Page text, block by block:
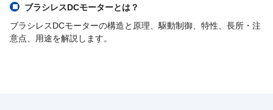
ブラシレスDCモーターとは？
ブラシレスDCモーターの構造と原理、駆動制御、特性、長所・注
意点、用途を解説します。